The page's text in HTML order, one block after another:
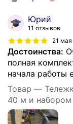
Юрий
11 отзывов
21 мая
Достоинства:
полная
начала работы
Товар —
40 м и набором